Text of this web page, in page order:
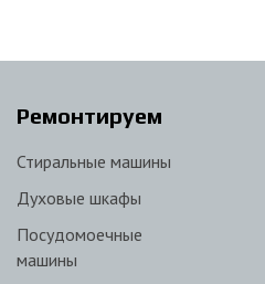
Ремонтируем
Стиральные машины
Духовые шкафы
Посудомоечные
машины